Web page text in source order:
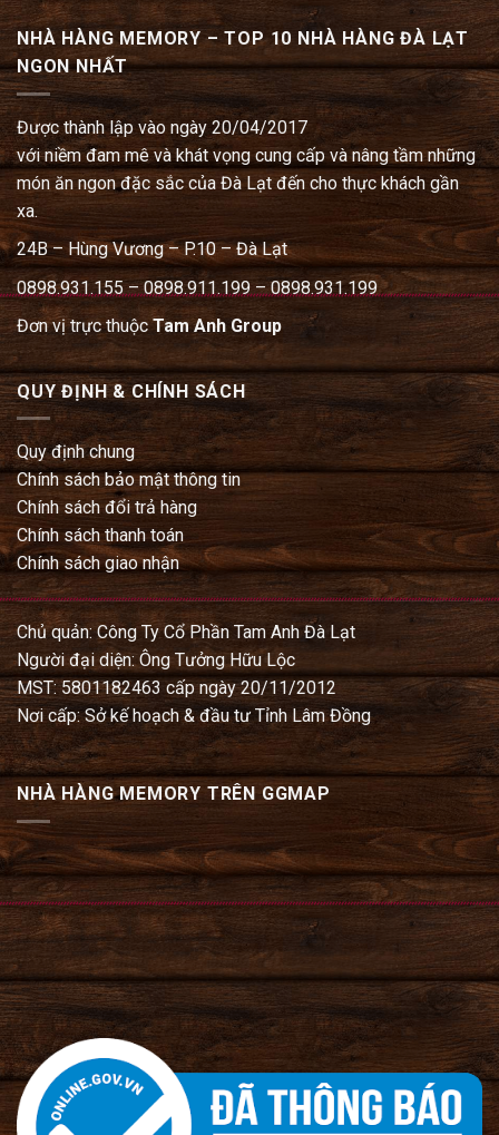
NHÀ HÀNG MEMORY – TOP 10 NHÀ HÀNG ĐÀ LẠT
NGON NHẤT
Được thành lập vào ngày 20/04/2017
với niềm đam mê và khát vọng cung cấp và nâng tầm những
món ăn ngon đặc sắc của Đà Lạt đến cho thực khách gần
xa.
24B – Hùng Vương – P.10 – Đà Lạt
0898.931.155 – 0898.911.199 – 0898.931.199
Đơn vị trực thuộcTam Anh Group
QUY ĐỊNH & CHÍNH SÁCH
Quy định chung
Chính sách bảo mật thông tin
Chính sách đổi trả hàng
Chính sách thanh toán
Chính sách giao nhận
Chủ quản: Công Ty Cổ Phần Tam Anh Đà Lạt
Người đại diện: Ông Tưởng Hữu Lộc
MST: 5801182463 cấp ngày 20/11/2012
Nơi cấp: Sở kế hoạch & đầu tư Tỉnh Lâm Đồng
NHÀ HÀNG MEMORY TRÊN GGMAP